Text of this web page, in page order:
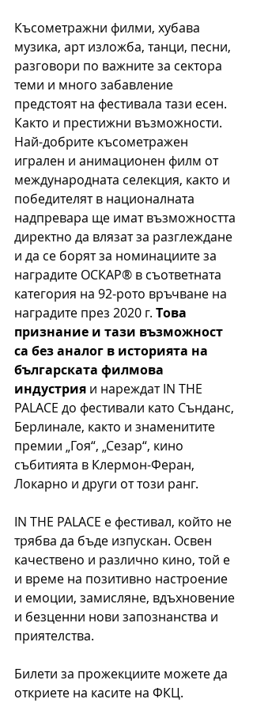
Късометражни филми, хубава
музика, арт изложба, танци, песни,
разговори по важните за сектора
теми и много забавление
предстоят на фестивала тази есен.
Както и престижни възможности.
Най-добрите късометражен
игрален и анимационен филм от
международната селекция, както и
победителят в националната
надпревара ще имат възможността
директно да влязат за разглеждане
и да се борят за номинациите за
наградите ОСКАР® в съответната
категория на 92-рото връчване на
наградите през 2020 г. Tова
признание и тази възможност
са без аналог в историята на
българската филмова
индустрия и нареждат IN THE
PALACE до фестивали като Сънданс,
Берлинале, както и знаменитите
премии „Гоя“, „Сезар“, кино
събитията в Клермон-Феран,
Локарно и други от този ранг.
IN THE PALACE е фестивал, който не
трябва да бъде изпускан. Освен
качествено и различно кино, той е
и време на позитивно настроение
и емоции, замисляне, вдъхновение
и безценни нови запознанства и
приятелства.
Билети за прожекциите можете да
откриете на касите на ФКЦ.